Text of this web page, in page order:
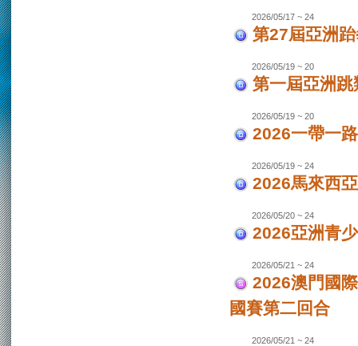
2026/05/17 ~ 24
第27屆亞洲
2026/05/19 ~ 20
第一屆亞洲
2026/05/19 ~ 20
2026一帶一
2026/05/19 ~ 24
2026馬來西
2026/05/20 ~ 24
2026亞洲青
2026/05/21 ~ 24
2026澳門國
國賽第二回合
2026/05/21 ~ 24